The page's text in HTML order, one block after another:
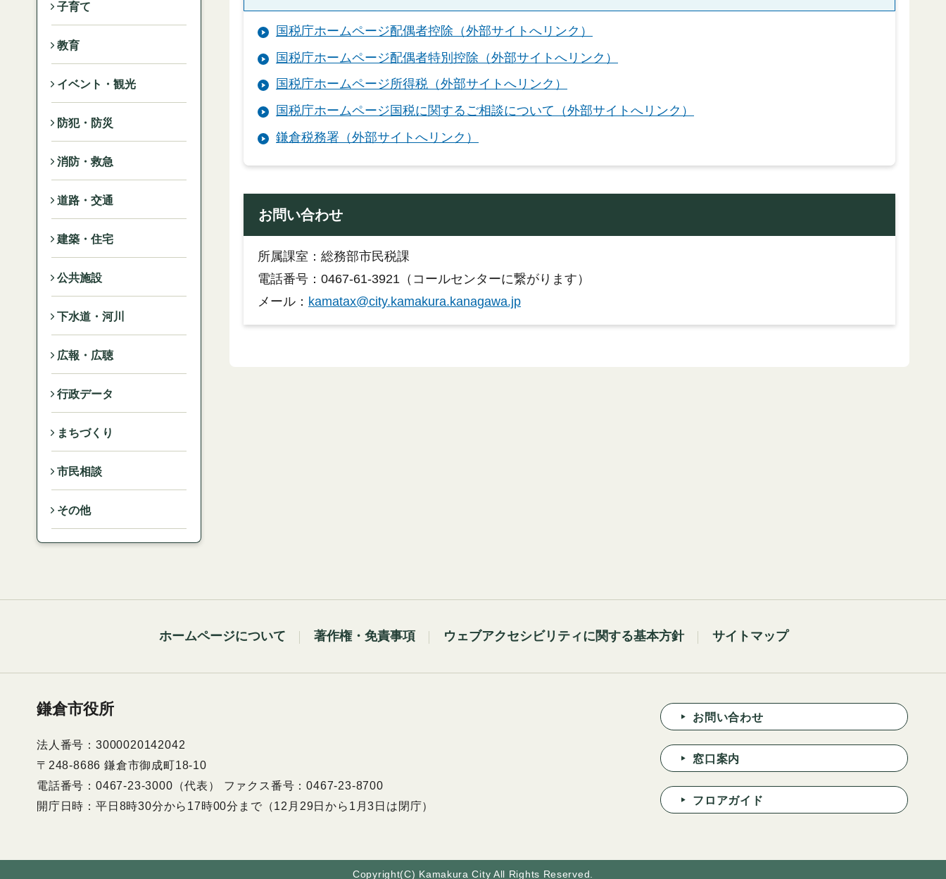
子育て
教育
イベント・観光
防犯・防災
消防・救急
道路・交通
建築・住宅
公共施設
下水道・河川
広報・広聴
行政データ
まちづくり
市民相談
その他
国税庁ホームページ配偶者控除（外部サイトへリンク）
国税庁ホームページ配偶者特別控除（外部サイトへリンク）
国税庁ホームページ所得税（外部サイトへリンク）
国税庁ホームページ国税に関するご相談について（外部サイトへリンク）
鎌倉税務署（外部サイトへリンク）
お問い合わせ
所属課室：総務部市民税課
電話番号：0467-61-3921（コールセンターに繋がります）
メール： kamatax@city.kamakura.kanagawa.jp
ホームページについて 著作権・免責事項 ウェブアクセシビリティに関する基本方針 サイトマップ
鎌倉市役所
法人番号：3000020142042
〒248-8686 鎌倉市御成町18-10
電話番号：0467-23-3000（代表） ファクス番号：0467-23-8700
開庁日時：平日8時30分から17時00分まで（12月29日から1月3日は閉庁）
お問い合わせ
窓口案内
フロアガイド
Copyright(C) Kamakura City All Rights Reserved.